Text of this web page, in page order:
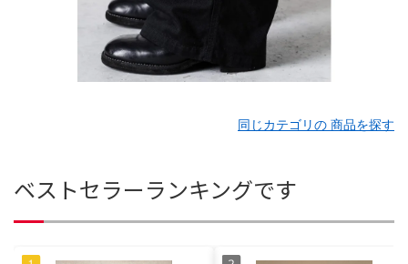
同じカテゴリの 商品を探す
ベストセラーランキングです